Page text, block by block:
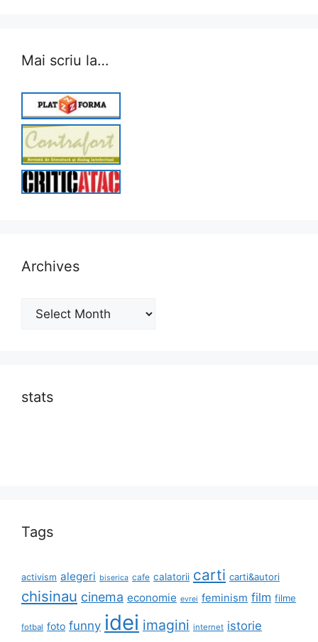
Mai scriu la…
Archives
Archives
stats
Tags
activism alegeri biserica cafe calatorii carti carti&autori
chisinau cinema economie evrei feminism film filme
fotbal foto funny idei imagini internet istorie